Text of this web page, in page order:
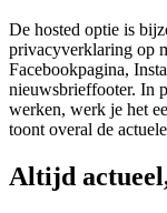
De hosted optie is
privacyverklaring op
Facebookpagina,
nieuwsbrieffooter. In
werken, werk je het
toont overal de
Altijd